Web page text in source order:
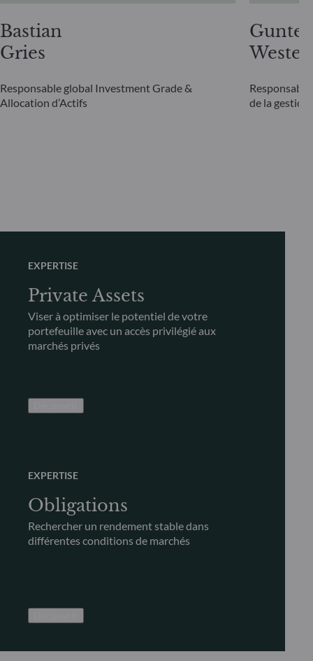
Bastian
Gries
Responsable global Investment Grade &
Allocation d’Actifs
Gunter
Westen
de la gestion
EXPERTISE
Private Assets
Viser à optimiser le potentiel de votre
portefeuille avec un accès privilégié aux
marchés privés
EXPERTISE
Obligations
Rechercher un rendement stable dans
différentes conditions de marchés